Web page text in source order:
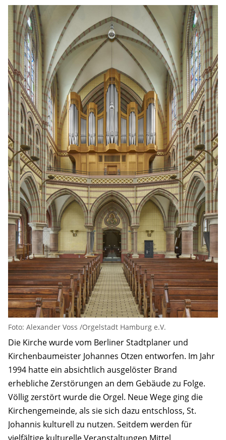
Foto: Alexander Voss /Orgelstadt Hamburg e.V.
Die Kirche wurde vom Berliner Stadtplaner und
Kirchenbaumeister Johannes Otzen entworfen. Im Jahr
1994 hatte ein absichtlich ausgelöster Brand
erhebliche Zerstörungen an dem Gebäude zu Folge.
Völlig zerstört wurde die Orgel. Neue Wege ging die
Kirchengemeinde, als sie sich dazu entschloss, St.
Johannis kulturell zu nutzen. Seitdem werden für
vielfältige kulturelle Veranstaltungen Mittel